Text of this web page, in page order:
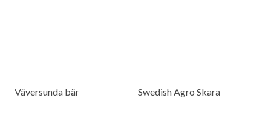
Väversunda bär Swedish Agro Skara